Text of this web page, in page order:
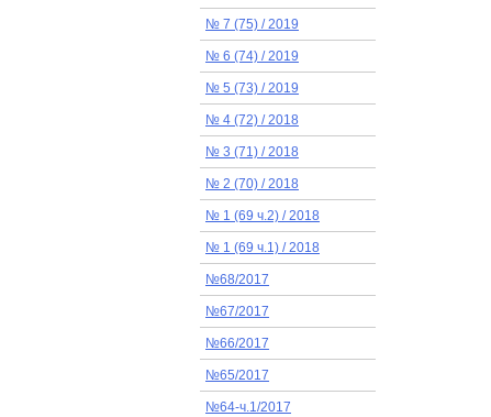
№ 7 (75) / 2019
№ 6 (74) / 2019
№ 5 (73) / 2019
№ 4 (72) / 2018
№ 3 (71) / 2018
№ 2 (70) / 2018
№ 1 (69 ч.2) / 2018
№ 1 (69 ч.1) / 2018
№68/2017
№67/2017
№66/2017
№65/2017
№64-ч.1/2017